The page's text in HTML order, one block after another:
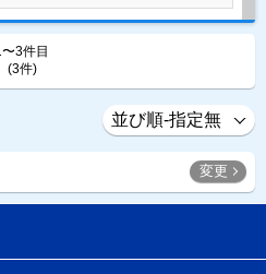
〜3件目
(3件)
変更